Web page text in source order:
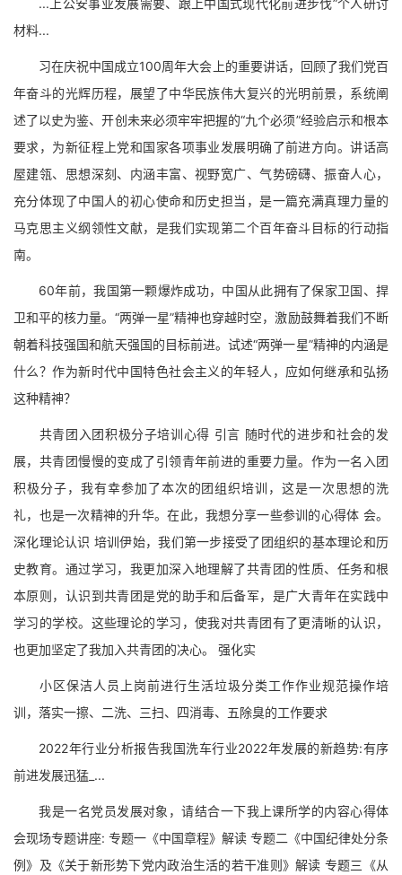
...上公安事业发展需要、跟上中国式现代化前进步伐”个人研讨
材料...
习在庆祝中国成立100周年大会上的重要讲话，回顾了我们党百
年奋斗的光辉历程，展望了中华民族伟大复兴的光明前景，系统阐
述了以史为鉴、开创未来必须牢牢把握的“九个必须”经验启示和根本
要求，为新征程上党和国家各项事业发展明确了前进方向。讲话高
屋建瓴、思想深刻、内涵丰富、视野宽广、气势磅礴、振奋人心，
充分体现了中国人的初心使命和历史担当，是一篇充满真理力量的
马克思主义纲领性文献，是我们实现第二个百年奋斗目标的行动指
南。
60年前，我国第一颗爆炸成功，中国从此拥有了保家卫国、捍
卫和平的核力量。“两弹一星”精神也穿越时空，激励鼓舞着我们不断
朝着科技强国和航天强国的目标前进。试述“两弹一星”精神的内涵是
什么？作为新时代中国特色社会主义的年轻人，应如何继承和弘扬
这种精神？
共青团入团积极分子培训心得 引言 随时代的进步和社会的发
展，共青团慢慢的变成了引领青年前进的重要力量。作为一名入团
积极分子，我有幸参加了本次的团组织培训，这是一次思想的洗
礼，也是一次精神的升华。在此，我想分享一些参训的心得体 会。
深化理论认识 培训伊始，我们第一步接受了团组织的基本理论和历
史教育。通过学习，我更加深入地理解了共青团的性质、任务和根
本原则，认识到共青团是党的助手和后备军，是广大青年在实践中
学习的学校。这些理论的学习，使我对共青团有了更清晰的认识，
也更加坚定了我加入共青团的决心。 强化实
小区保洁人员上岗前进行生活垃圾分类工作作业规范操作培
训，落实一擦、二洗、三扫、四消毒、五除臭的工作要求
2022年行业分析报告我国洗车行业2022年发展的新趋势:有序
前进发展迅猛_...
我是一名党员发展对象，请结合一下我上课所学的内容心得体
会现场专题讲座: 专题一《中国章程》解读 专题二《中国纪律处分条
例》及《关于新形势下党内政治生活的若干准则》解读 专题三《从